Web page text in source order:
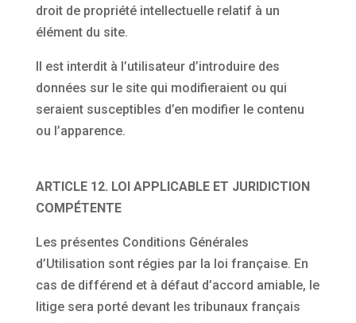
droit de propriété intellectuelle relatif à un
élément du site.
Il est interdit à l’utilisateur d’introduire des
données sur le site qui modifieraient ou qui
seraient susceptibles d’en modifier le contenu
ou l’apparence.
ARTICLE 12. LOI APPLICABLE ET JURIDICTION
COMPÉTENTE
Les présentes Conditions Générales
d’Utilisation sont régies par la loi française. En
cas de différend et à défaut d’accord amiable, le
litige sera porté devant les tribunaux français